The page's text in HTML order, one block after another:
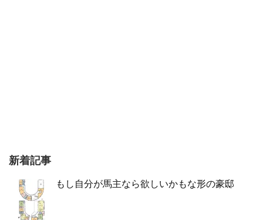
新着記事
もし自分が馬主なら欲しいかもな形の豪邸